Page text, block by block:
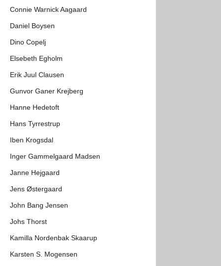
Connie Warnick Aagaard
Daniel Boysen
Dino Copelj
Elsebeth Egholm
Erik Juul Clausen
Gunvor Ganer Krejberg
Hanne Hedetoft
Hans Tyrrestrup
Iben Krogsdal
Inger Gammelgaard Madsen
Janne Hejgaard
Jens Østergaard
John Bang Jensen
Johs Thorst
Kamilla Nordenbak Skaarup
Karsten S. Mogensen